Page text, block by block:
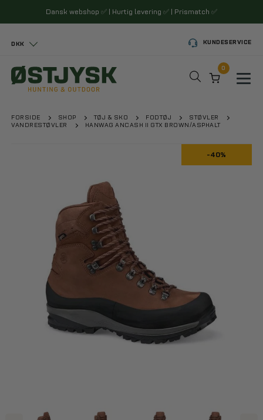
Dansk webshop ✅ | Hurtig levering ✅ | Prismatch ✅
DKK KUNDESERVICE
0
FORSIDE SHOP TØJ & SKO FODTØJ
STØVLER
VANDRESTØVLER
HANWAG ANCASH II GTX BROWN/ASPHALT
-40%